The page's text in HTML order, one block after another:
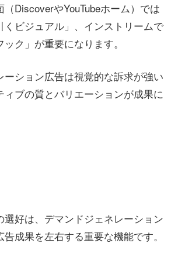
DiscoverやYouTubeホーム）では
くビジュアル」、インストリームで
ク」が重要になります。
ーション広告は視覚的な訴求が強い
ィブの質とバリエーションが成果に
選好は、デマンドジェネレーション
成果を左右する重要な機能です。